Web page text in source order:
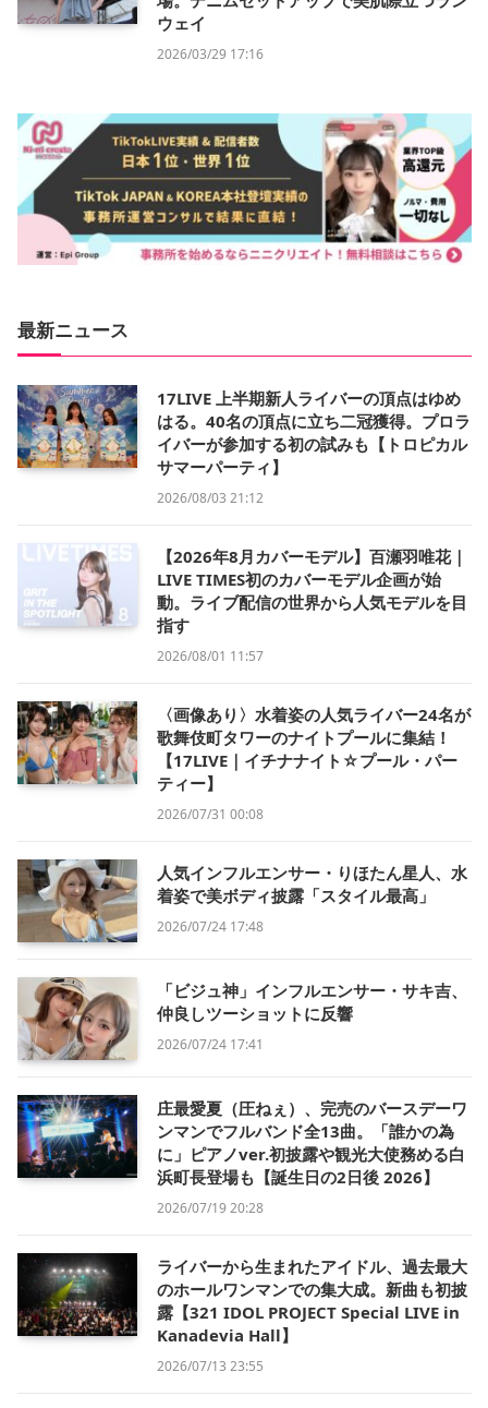
ウェイ
2026/03/29 17:16
最新ニュース
17LIVE 上半期新人ライバーの頂点はゆめ
はる。40名の頂点に立ち二冠獲得。プロラ
イバーが参加する初の試みも【トロピカル
サマーパーティ】
2026/08/03 21:12
【2026年8月カバーモデル】百瀬羽唯花｜
LIVE TIMES初のカバーモデル企画が始
動。ライブ配信の世界から人気モデルを目
指す
2026/08/01 11:57
〈画像あり〉水着姿の人気ライバー24名が
歌舞伎町タワーのナイトプールに集結！
【17LIVE｜イチナナイト☆プール・パー
ティー】
2026/07/31 00:08
人気インフルエンサー・りほたん星人、水
着姿で美ボディ披露「スタイル最高」
2026/07/24 17:48
「ビジュ神」インフルエンサー・サキ吉、
仲良しツーショットに反響
2026/07/24 17:41
庄最愛夏（圧ねぇ）、完売のバースデーワ
ンマンでフルバンド全13曲。「誰かの為
に」ピアノver.初披露や観光大使務める白
浜町長登場も【誕生日の2日後 2026】
2026/07/19 20:28
ライバーから生まれたアイドル、過去最大
のホールワンマンでの集大成。新曲も初披
露【321 IDOL PROJECT Special LIVE in
Kanadevia Hall】
2026/07/13 23:55